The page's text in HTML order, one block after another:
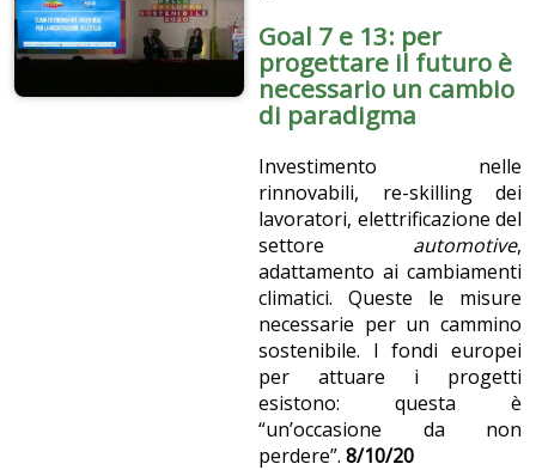
Goal 7 e 13: per
progettare il futuro è
necessario un cambio
di paradigma
Investimento nelle
rinnovabili, re-skilling dei
lavoratori, elettrificazione del
settore automotive,
adattamento ai cambiamenti
climatici. Queste le misure
necessarie per un cammino
sostenibile. I fondi europei
per attuare i progetti
esistono: questa è
“un’occasione da non
perdere”. 8/10/20